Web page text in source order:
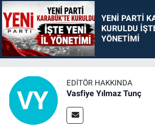
YENİ PARTİ
KURULDU
YÖNETİMİ
EDITÖR HAKKINDA
Vasfiye Yılmaz Tunç